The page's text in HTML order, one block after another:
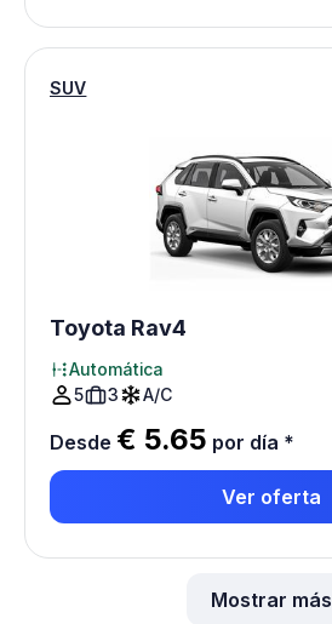
SUV
Toyota Rav4
Automática
5
3 A/C
Desde € 5.65 por día *
Ver oferta
Mostrar más